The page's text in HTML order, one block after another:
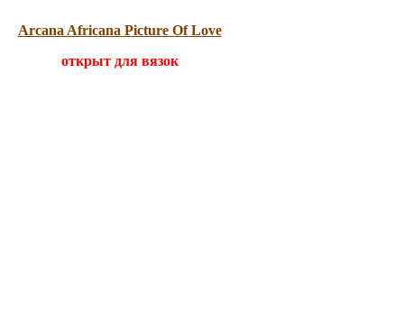
Arcana Africana Picture Of Love
открыт для вязок